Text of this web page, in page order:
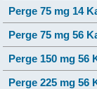
Perge 75 mg 14
Perge 75 mg 56
Perge 150 mg 56
Perge 225 mg 56